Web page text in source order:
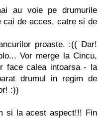
au voie pe drumurile
cai de acces, catre si de
proaste. :(( Dar!
Vor merge la Cincu,
face calea intoarsa - la
drumul in regim de
:))
si la acest aspect!!! Fin